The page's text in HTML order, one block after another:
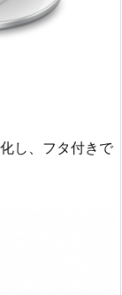
し、フタ付きで